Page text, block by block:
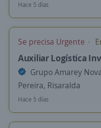
Hace 5 días
Se precisa Urgente
Auxiliar Logística
Grupo Amarey
Pereira, Risaralda
Hace 5 días